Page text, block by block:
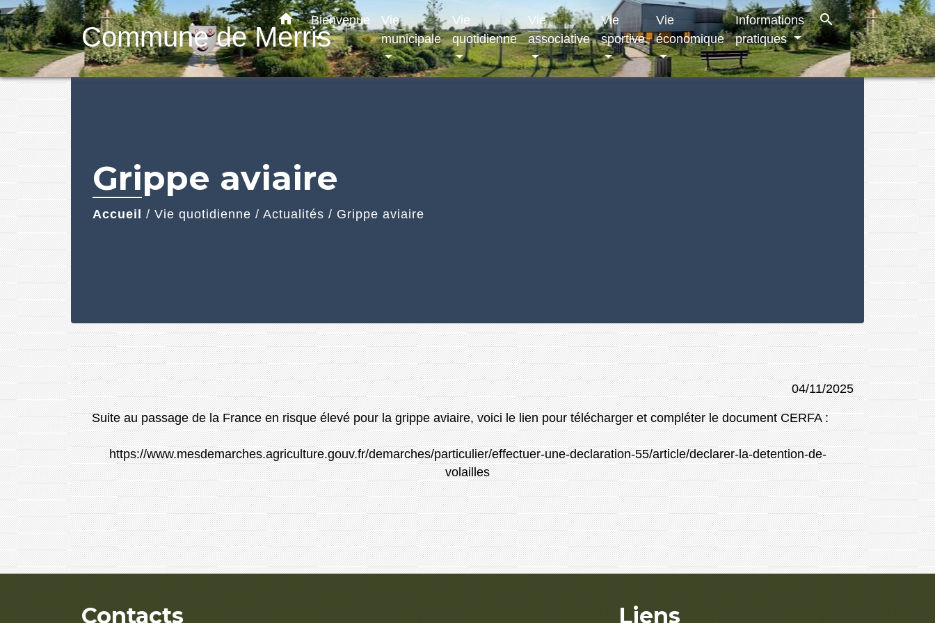
Commune de Merris
home Bienvenue
Vie
municipale
Vie
quotidienne
Vie
associative
Vie
sportive
Vie
économique
Informations
pratiques
search
Grippe aviaire
Accueil / Vie quotidienne / Actualités / Grippe aviaire
04/11/2025
Suite au passage de la France en risque élevé pour la grippe aviaire, voici le lien pour télécharger et compléter le document CERFA :
https://www.mesdemarches.agriculture.gouv.fr/demarches/particulier/effectuer-une-declaration-55/article/declarer-la-detention-de-
volailles
Contacts Liens